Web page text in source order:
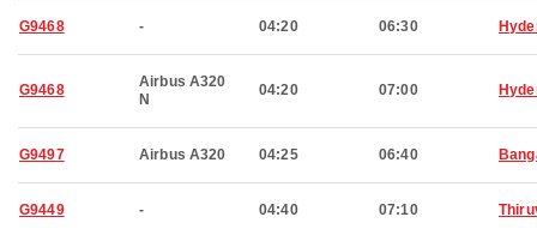
G9468 - 04:20 06:30
G9468
Airbus A320
N
04:20 07:00
G9497 Airbus A320 04:25 06:40
G9449 - 04:40 07:10